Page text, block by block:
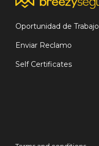
Oportunidad de Trabajo
Enviar Reclamo
Self Certificates